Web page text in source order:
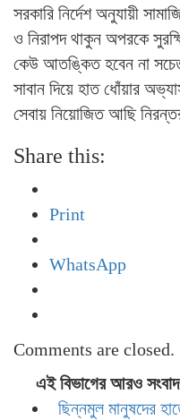
সরকারি নির্দেশ অনুযায়ী
ও নিরাপদ থাকুন অপরকে
কেউ আতঙ্কিত হবেন না
সাবান দিয়ে হাত ধোঁয়ার
সেবায় নিয়োজিত আছি
Share this:
Print
WhatsApp
Comments are closed.
এই বিভাগের আরও সংবাদ
ছিন্নমুল মানুষদের